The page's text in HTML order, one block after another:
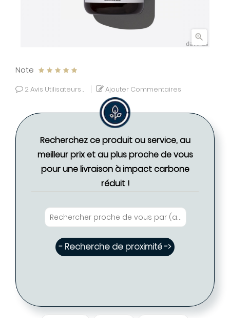

Note
2 Avis Utilisateurs ... Ajouter Commentaires
Recherchez ce produit ou service, au
meilleur prix et au plus proche de vous
pour une livraison à impact carbone
réduit !
- Recherche de proximité ->